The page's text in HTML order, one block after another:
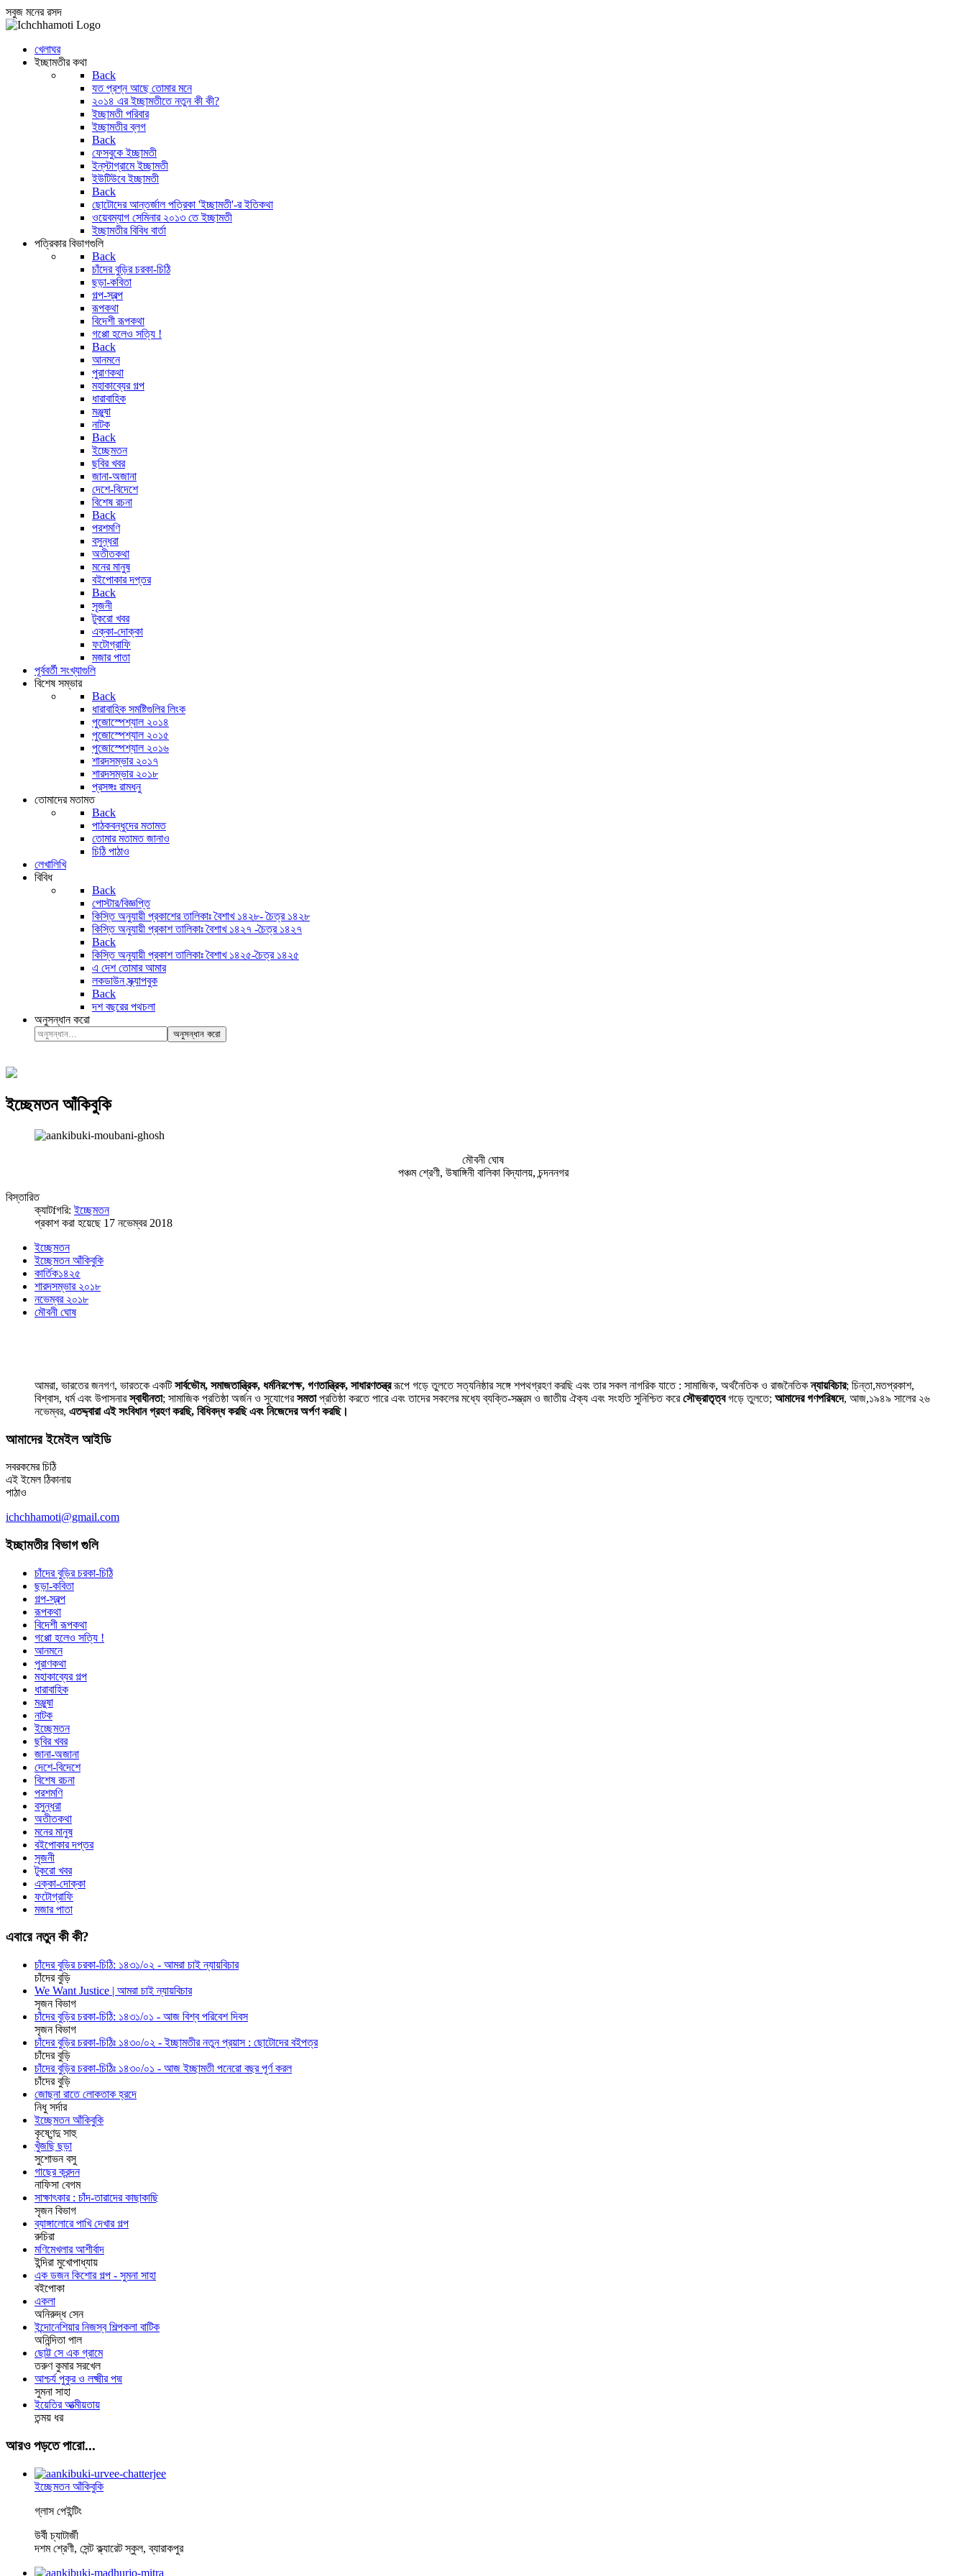
সবুজ মনের রসদ
খেলাঘর
ইচ্ছামতীর কথা
Back
যত প্রশ্ন আছে তোমার মনে
২০১৪ এর ইচ্ছামতীতে নতুন কী কী?
ইচ্ছামতী পরিবার
ইচ্ছামতীর ব্লগ
Back
ফেসবুকে ইচ্ছামতী
ইন্‌স্টাগ্রামে ইচ্ছামতী
ইউটিউবে ইচ্ছামতী
Back
ছোটোদের আন্তর্জাল পত্রিকা 'ইচ্ছামতী'-র ইতিকথা
ওয়েবম্যাগ সেমিনার ২০১৩ তে ইচ্ছামতী
ইচ্ছামতীর বিবিধ বার্তা
পত্রিকার বিভাগগুলি
Back
চাঁদের বুড়ির চরকা-চিঠি
ছড়া-কবিতা
গল্প-স্বল্প
রূপকথা
বিদেশী রূপকথা
গপ্পো হলেও সত্যি !
Back
আনমনে
পুরাণকথা
মহাকাব্যের গল্প
ধারাবাহিক
মঞ্জুষা
নাটক
Back
ইচ্ছেমতন
ছবির খবর
জানা-অজানা
দেশে-বিদেশে
বিশেষ রচনা
Back
পরশমণি
বসুন্ধরা
অতীতকথা
মনের মানুষ
বইপোকার দপ্তর
Back
সৃজনী
টুকরো খবর
এক্কা-দোক্কা
ফটোগ্রাফি
মজার পাতা
পূর্ববর্তী সংখ্যাগুলি
বিশেষ সম্ভার
Back
ধারাবাহিক সমষ্টিগুলির লিংক
পুজোস্পেশ্যাল ২০১৪
পুজোস্পেশ্যাল ২০১৫
পুজোস্পেশ্যাল ২০১৬
শারদসম্ভার ২০১৭
শারদসম্ভার ২০১৮
প্রসঙ্গঃ রামধনু
তোমাদের মতামত
Back
পাঠকবন্ধুদের মতামত
তোমার মতামত জানাও
চিঠি পাঠাও
লেখালিখি
বিবিধ
Back
পোস্টার/বিজ্ঞপ্তি
কিস্তি অনুযায়ী প্রকাশের তালিকাঃ বৈশাখ ১৪২৮- চৈত্র ১৪২৮
কিস্তি অনুযায়ী প্রকাশ তালিকাঃ বৈশাখ ১৪২৭ -চৈত্র ১৪২৭
Back
কিস্তি অনুযায়ী প্রকাশ তালিকাঃ বৈশাখ ১৪২৫-চৈত্র ১৪২৫
এ দেশ তোমার আমার
লকডাউন স্ক্র্যাপবুক
Back
দশ বছরের পথচলা
অনুসন্ধান করো
অনুসন্ধান করো
ইচ্ছেমতন আঁকিবুকি
মৌবনী ঘোষ
পঞ্চম শ্রেণী, উষাঙ্গিনী বালিকা বিদ্যালয়, চন্দননগর
বিস্তারিত
ক্যাটfগরি:ইচ্ছেমতন
প্রকাশ করা হয়েছে 17 নভেম্বর 2018
ইচ্ছেমতন
ইচ্ছেমতন আঁকিবুকি
কার্তিক১৪২৫
শারদসম্ভার ২০১৮
নভেম্বর ২০১৮
মৌবনী ঘোষ
আমরা, ভারতের জনগণ, ভারতকে একটিসার্বভৌম, সমাজতান্ত্রিক, ধর্মনিরপেক্ষ, গণতান্ত্রিক, সাধারণতন্ত্ররূপে গড়ে তুলতে সত্যনিষ্ঠার সঙ্গে শপথগ্রহণ করছি এবং তার সকল নাগরিক যাতে : সামাজিক, অর্থনৈতিক ও রাজনৈতিকন্যায়বিচার; চিন্তা,মতপ্রকাশ,
বিশ্বাস, ধর্ম এবং উপাসনারস্বাধীনতা; সামাজিক প্রতিষ্ঠা অর্জন ও সুযোগেরসমতাপ্রতিষ্ঠা করতে পারে এবং তাদের সকলের মধ্যে ব্যক্তি-সম্ভ্রম ও জাতীয় ঐক্য এবং সংহতি সুনিশ্চিত করেসৌভ্রাতৃত্বগড়ে তুলতে; আমাদের গণপরিষদে, আজ,১৯৪৯ সালের ২৬
নভেম্বর, এতদ্দ্বারা এই সংবিধান গ্রহণ করছি, বিধিবদ্ধ করছি এবং নিজেদের অর্পণ করছি।
আমাদের ইমেইল আইডি
সবরকমের চিঠি
এই ইমেল ঠিকানায়
পাঠাও
ichchhamoti@gmail.com
ইচ্ছামতীর বিভাগ গুলি
চাঁদের বুড়ির চরকা-চিঠি
ছড়া-কবিতা
গল্প-স্বল্প
রূপকথা
বিদেশী রূপকথা
গপ্পো হলেও সত্যি !
আনমনে
পুরাণকথা
মহাকাব্যের গল্প
ধারাবাহিক
মঞ্জুষা
নাটক
ইচ্ছেমতন
ছবির খবর
জানা-অজানা
দেশে-বিদেশে
বিশেষ রচনা
পরশমণি
বসুন্ধরা
অতীতকথা
মনের মানুষ
বইপোকার দপ্তর
সৃজনী
টুকরো খবর
এক্কা-দোক্কা
ফটোগ্রাফি
মজার পাতা
এবারে নতুন কী কী?
চাঁদের বুড়ির চরকা-চিঠি: ১৪৩১/০২ - আমরা চাই ন্যায়বিচার
চাঁদের বুড়ি
We Want Justice | আমরা চাই ন্যায়বিচার
সৃজন বিভাগ
চাঁদের বুড়ির চরকা-চিঠি: ১৪৩১/০১ - আজ বিশ্ব পরিবেশ দিবস
সৃজন বিভাগ
চাঁদের বুড়ির চরকা-চিঠিঃ ১৪৩০/০২ - ইচ্ছামতীর নতুন প্রয়াস : ছোটোদের বইপত্র
চাঁদের বুড়ি
চাঁদের বুড়ির চরকা-চিঠিঃ ১৪৩০/০১ - আজ ইচ্ছামতী পনেরো বছর পূর্ণ করল
চাঁদের বুড়ি
জোছনা রাতে লোকতাক হ্রদে
নিধু সর্দার
ইচ্ছেমতন আঁকিবুকি
কৃষ্ণেন্দু সাহু
খুঁজছি ছড়া
সুশোভন বসু
গাছের ক্রন্দন
নাফিসা বেগম
সাক্ষাৎকার : চাঁদ-তারাদের কাছাকাছি
সৃজন বিভাগ
ব্যাঙ্গালোরে পাখি দেখার গল্প
রুচিরা
মণিমেখলার আশীর্বাদ
ইন্দিরা মুখোপাধ্যায়
এক ডজন কিশোর গল্প - সুমনা সাহা
বইপোকা
একলা
অনিরুদ্ধ সেন
ইন্দোনেশিয়ার নিজস্ব শিল্পকলা বাটিক
অনিন্দিতা পাল
ছোট্ট সে এক গ্রামে
তরুণ কুমার সরখেল
আশ্চর্য পুকুর ও লক্ষ্মীর পদ্ম
সুমনা সাহা
ইয়েতির আত্মীয়তায়
তন্ময় ধর
আরও পড়তে পারো...
ইচ্ছেমতন আঁকিবুকি
গ্লাস পেইন্টিং
উর্বী চ্যাটার্জী
দশম শ্রেণী, সেন্ট ক্ল্যারেট স্কুল, ব্যারাকপুর